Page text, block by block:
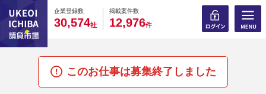
企業登録数
0
3
0
0,
0
5
0
74社
掲載案件数
0
1
0
2,
0
9
0
76件
このお仕事は募集終了しました